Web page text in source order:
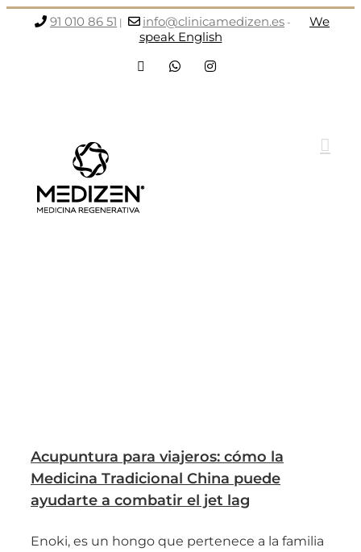
91 010 86 51 | info@clinicamedizen.es -
We
speak English
FacebookWhatsAppInstagram
Acupuntura para viajeros: cómo la
Medicina Tradicional China puede
ayudarte a combatir el jet lag
Enoki, es un hongo que pertenece a la familia